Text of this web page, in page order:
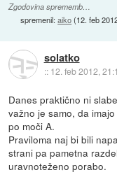
Zgodovina sprememb…
spremenil:aiko(12. feb
solatko
:: 12. feb 2012,
Danes praktično ni
važno je samo, da
po moči A.
Praviloma naj bi bili
strani pa pametna
uravnoteženo porabo.